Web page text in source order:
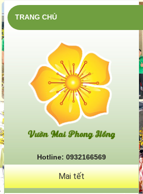
TRANG CHỦ
Hotline: 0932166569
Mai tết